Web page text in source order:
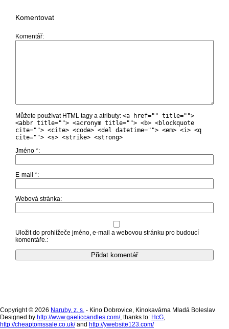
Komentovat
Komentář
Můžete používat HTML tagy a atributy: <a href="" title="">
<abbr title=""> <acronym title=""> <b> <blockquote
cite=""> <cite> <code> <del datetime=""> <em> <i> <q
cite=""> <s> <strike> <strong>
Jméno *
E-mail *
Webová stránka
Uložit do prohlížeče jméno, e-mail a webovou stránku pro budoucí
komentáře.
Copyright © 2026 Naruby, z. s. - Kino Dobrovice, Kinokavárna Mladá Boleslav
Designed by http://www.gaeliccandles.com/, thanks to: HcG,
http://cheaptomssale.co.uk/and http://ywebsite123.com/